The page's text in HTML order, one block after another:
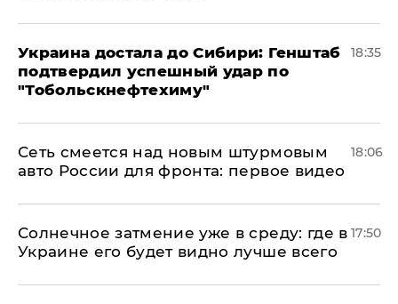
Украина достала до Сибири: Генштаб
подтвердил успешный удар по
"Тобольскнефтехиму"
18:35
Сеть смеется над новым штурмовым
авто России для фронта: первое видео
18:06
​Солнечное затмение уже в среду: где в
Украине его будет видно лучше всего
17:50